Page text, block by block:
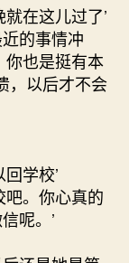
在这儿过了’
的事情冲
你也是挺有本
，以后才不会
学校’
吧。你心真的
呢。’